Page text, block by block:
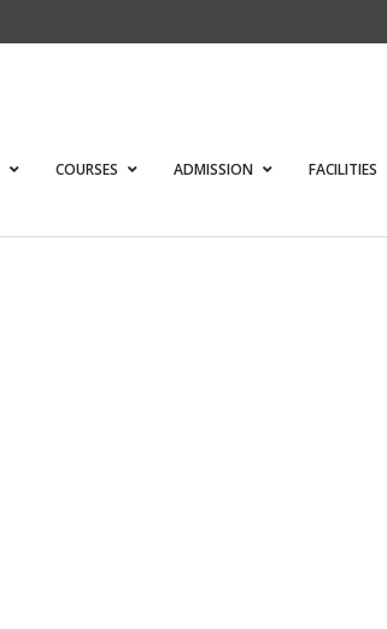
COURSES ADMISSION FACILITIES